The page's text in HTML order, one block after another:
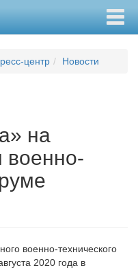
центр Новости
на
военно-технического
2020 года в